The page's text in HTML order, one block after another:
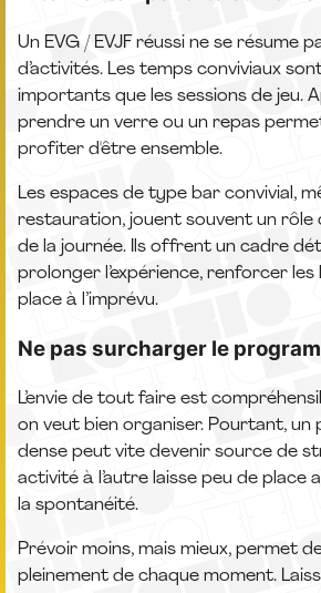
Un EVG / EVJF réussi ne se résume
d’activités. Les temps conviviaux
importants que les sessions de jeu.
prendre un verre ou un repas
profiter d'être ensemble.
Les espaces de type bar convivial,
restauration, jouent souvent un rôle
de la journée. Ils offrent un cadre
prolonger l’expérience, renforcer les
place à l’imprévu.
Ne pas surcharger le
L’envie de tout faire est
on veut bien organiser. Pourtant, un
dense peut vite devenir source de
activité à l’autre laisse peu de place
la spontanéité.
Prévoir moins, mais mieux, permet
pleinement de chaque moment.